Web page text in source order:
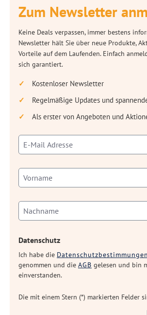
Zum Newsletter
Keine Deals verpassen, immer bestens
Newsletter hält Sie über neue Produkte,
Vorteile auf dem Laufenden. Einfach
sich garantiert.
Kostenloser Newsletter
Regelmäßige Updates und
Als erster von Angeboten und
Datenschutz
Ich habe die Datenschutzbestimmungen
genommen und die AGB gelesen und bin
einverstanden.
Die mit einem Stern (*) markierten Felder